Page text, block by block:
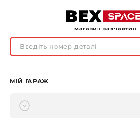
магазин запчастин
МІЙ ГАРАЖ